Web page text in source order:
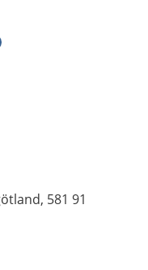
581 91